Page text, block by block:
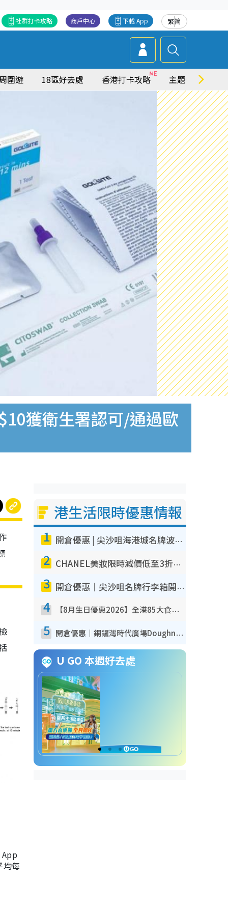
繁简
下載 App
商戶中心
社群打卡攻略
圍遊 18區好去處 香港打卡攻略 主題特集
獲衛生署認可/通過歐
均每
港生活限時優惠情報
1 開倉優惠 | 尖沙咀海港城名牌波鞋開倉低至1折！On鞋$899起／Joy&Peace鞋履$98起
2 CHANEL美妝限時減價低至3折！人氣粉底/唇膏/精華液低至$275！COCO香水都有平
3 開倉優惠｜尖沙咀名牌行李箱開倉低至4折！一連5日 American Tourister/ace./Hallmark $200起！
4 【8月生日優惠2026】全港85大食買玩著數攻略 自助餐/火鍋放題同行免費＋誠品/DONKI送現金券
5 開倉優惠｜銅鑼灣時代廣場Doughnut/Campo Marzio開倉低至1折！背囊、書包、手袋劈價$200起
U GO 本週好去處